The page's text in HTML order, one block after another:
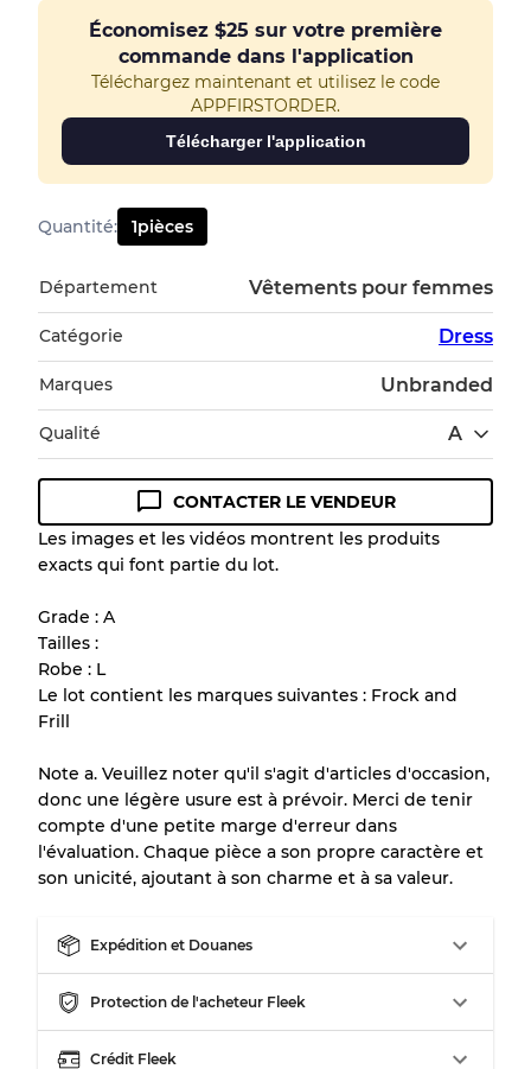
Économisez $25 sur votre première
commande dans l'application
Téléchargez maintenant et utilisez le code
APPFIRSTORDER.
Télécharger l'application
Quantité: 1pièces
Département Vêtements pour femmes
Catégorie Dress
Marques Unbranded
Qualité A
Guide des conditions
Tous les produits incluent un niveau de
de chaque article avant l'achat.
Il y a une marge d'erreur allant jusqu'à
10%
en raison de la vente en gros
Notre système à 3 niveaux
Qualité APresque neuf, usure légère
Qualité CUsure visible avec taches
CONTACTER LE VENDEUR
Les images et les vidéos montrent les produits
exacts qui font partie du lot.
Grade : A
Tailles :
Robe : L
Le lot contient les marques suivantes : Frock and
Frill
Note a. Veuillez noter qu'il s'agit d'articles d'occasion,
donc une légère usure est à prévoir. Merci de tenir
compte d'une petite marge d'erreur dans
l'évaluation. Chaque pièce a son propre caractère et
son unicité, ajoutant à son charme et à sa valeur.
Expédition et Douanes
Protection de l'acheteur Fleek
Crédit Fleek